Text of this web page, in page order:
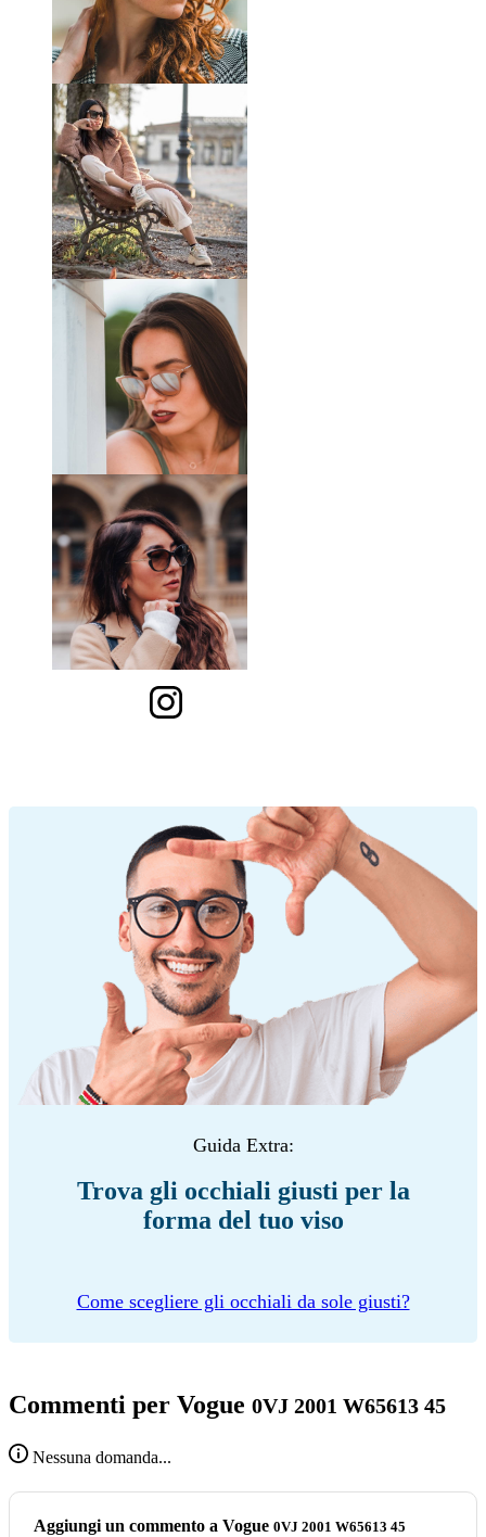
Guida Extra:
Trova gli occhiali giusti per la
forma del tuo viso
Come scegliere gli occhiali da sole giusti?
Commenti per Vogue 0VJ 2001 W65613 45
Nessuna domanda...
Aggiungi un commento a Vogue 0VJ 2001 W65613 45